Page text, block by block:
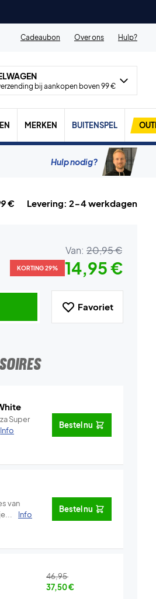
Cadeaubon
Over ons Hulp?
bij aankopen boven 99 €
MERKEN BUITENSPEL
Hulp nodig?
€ Levering: 2-4 werkdagen
Van: 20,95 €
KORTING 29% 14,95 €
Favoriet
Super
Info
Bestel nu
van
Info
Bestel nu
46,95
37,50€